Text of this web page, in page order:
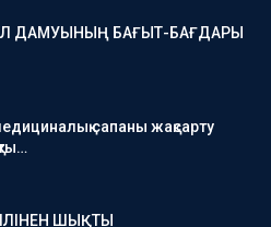
ДАМУЫНЫҢ БАҒЫТ-БАҒДАРЫ
сапаны жақсарту
ШЫҚТЫ